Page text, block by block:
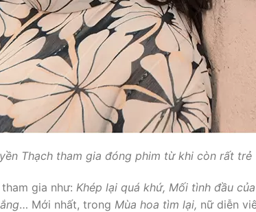
Thạch tham gia đóng phim từ khi còn rất trẻ
gia như: Khép lại quá khứ, Mối tình đầu
… Mới nhất, trong Mùa hoa tìm lại, nữ diễn